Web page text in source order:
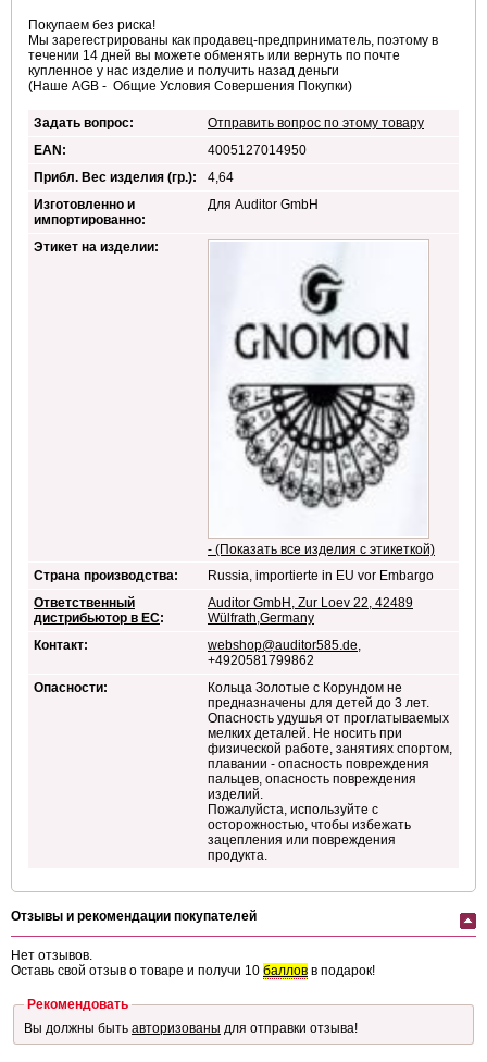
Покупаем без риска!
Мы зарегестрированы как продавец-предприниматель, поэтому в
течении 14 дней вы можете обменять или вернуть по почте
купленное у нас изделие и получить назад деньги
(Наше AGB - Общие Условия Совершения Покупки)
Задать вопрос:
Отправить вопрос по этому товару
EAN:
4005127014950
Прибл. Вес изделия (гр.):
4,64
Изготовленно и
импортированно:
Для Auditor GmbH
Этикет на изделии:
- (Показать все изделия с этикеткой)
Страна производства:
Russia, importierte in EU vor Embargo
Ответственный
дистрибьютор в ЕС:
Auditor GmbH, Zur Loev 22, 42489
Wülfrath,Germany
Контакт:
webshop@auditor585.de,
+4920581799862
Опасности:
Кольца Золотые с Корундом не
предназначены для детей до 3 лет.
Опасность удушья от проглатываемых
мелких деталей. Не носить при
физической работе, занятиях спортом,
плавании - опасность повреждения
пальцев, опасность повреждения
изделий.
Пожалуйста, используйте с
осторожностью, чтобы избежать
зацепления или повреждения
продукта.
Отзывы и рекомендации покупателей
Нет отзывов.
Оставь свой отзыв о товаре и получи 10 баллов в подарок!
Рекомендовать
Вы должны быть авторизованы для отправки отзыва!